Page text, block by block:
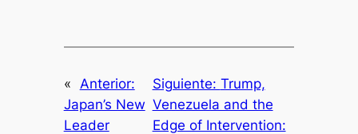
«
Anterior:
Japan’s New
Leader
Siguiente: Trump,
Venezuela and the
Edge of Intervention: